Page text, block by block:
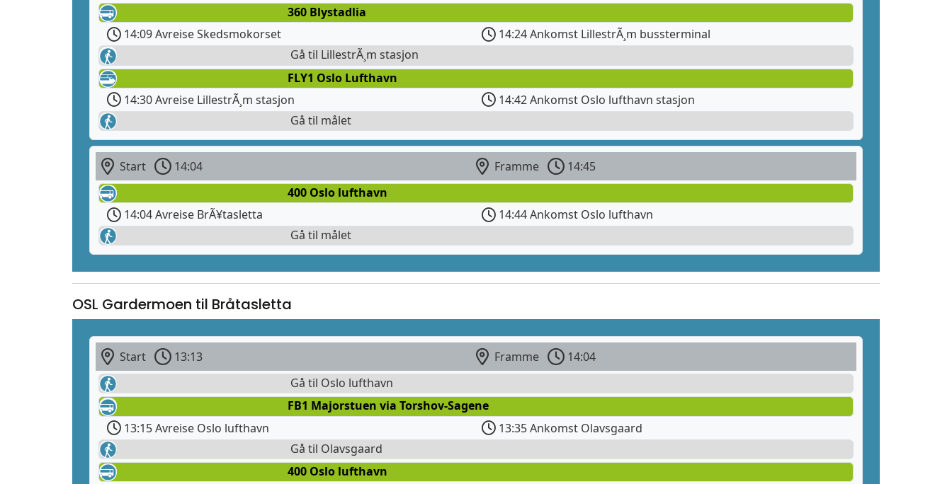
360 Blystadlia
14:09 Avreise Skedsmokorset
14:24 Ankomst LillestrÃ¸m bussterminal
Gå til LillestrÃ¸m stasjon
FLY1 Oslo Lufthavn
14:30 Avreise LillestrÃ¸m stasjon
14:42 Ankomst Oslo lufthavn stasjon
Gå til målet
Start 14:04 Framme
14:45
400 Oslo lufthavn
14:04 Avreise BrÃ¥tasletta
14:44 Ankomst Oslo lufthavn
Gå til målet
OSL Gardermoen til Bråtasletta
Start 13:13 Framme
14:04
Gå til Oslo lufthavn
FB1 Majorstuen via Torshov-Sagene
13:15 Avreise Oslo lufthavn
13:35 Ankomst Olavsgaard
Gå til Olavsgaard
400 Oslo lufthavn